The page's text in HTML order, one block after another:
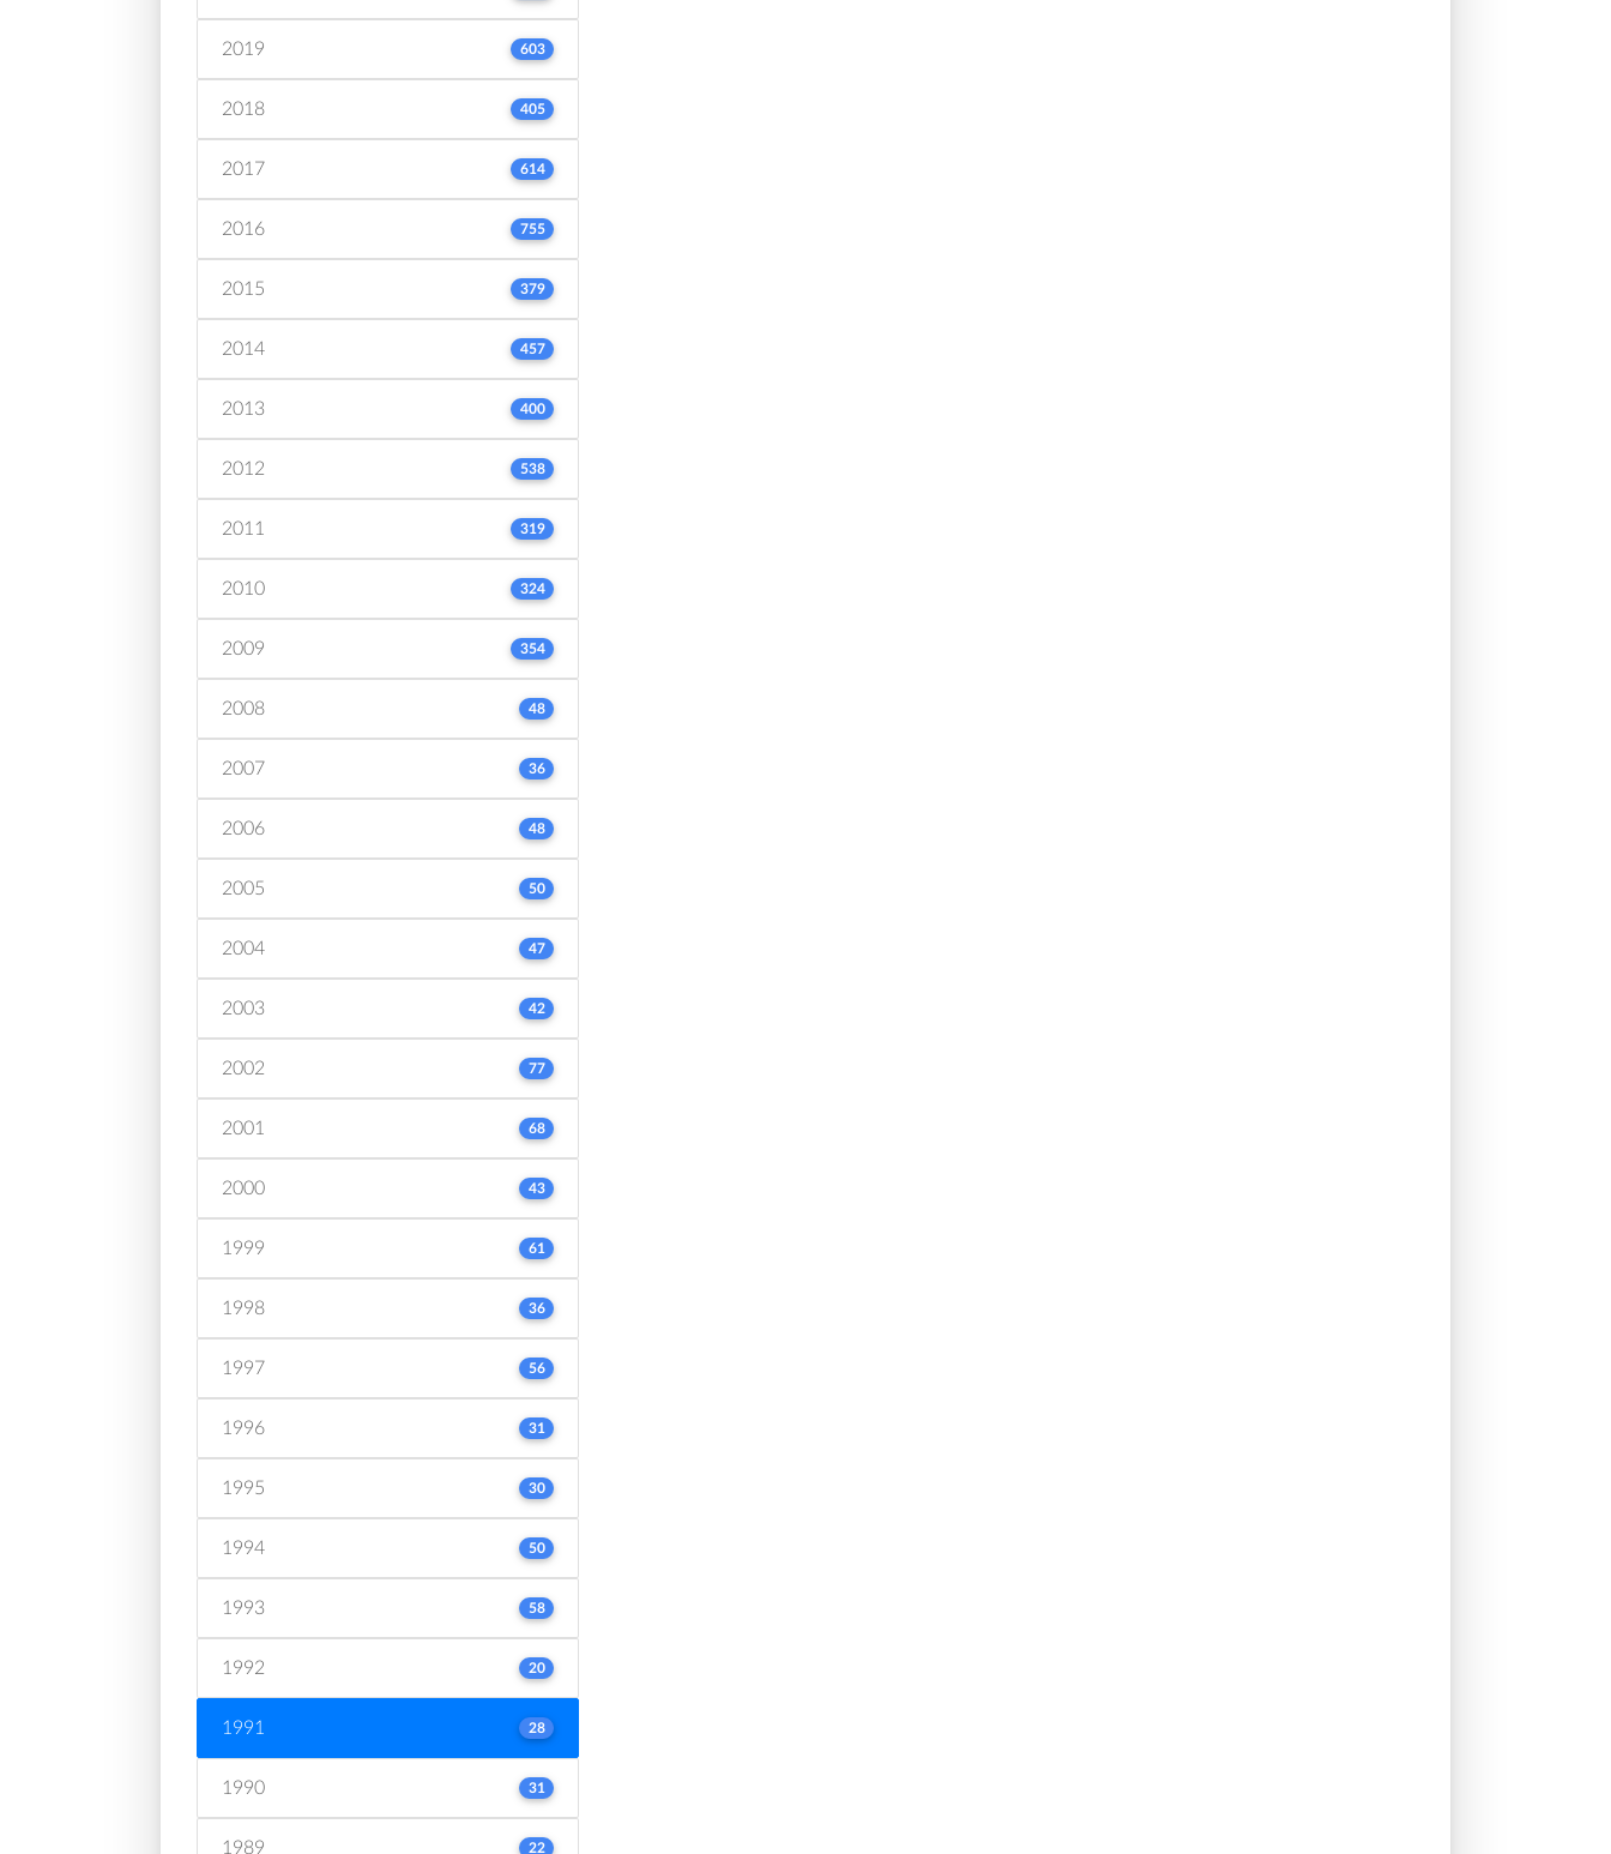
2019 603
2018 405
2017 614
2016 755
2015 379
2014 457
2013 400
2012 538
2011 319
2010 324
2009 354
2008 48
2007 36
2006 48
2005 50
2004 47
2003 42
2002 77
2001 68
2000 43
1999 61
1998 36
1997 56
1996 31
1995 30
1994 50
1993 58
1992 20
1991 28
1990 31
1989 22